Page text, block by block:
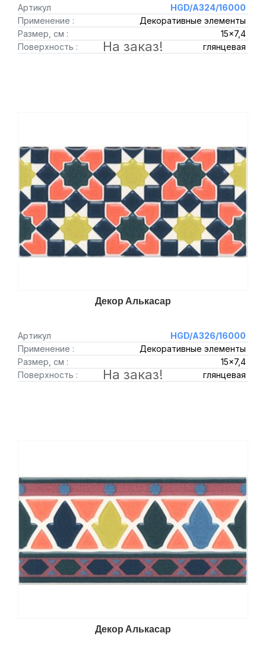
Артикул
HGD/A324/16000
Применение :
Декоративные элементы
Размер, см :
15x7,4
Поверхность :
глянцевая
На заказ!
Декор Алькасар
Артикул
HGD/A326/16000
Применение :
Декоративные элементы
Размер, см :
15x7,4
Поверхность :
глянцевая
На заказ!
Декор Алькасар